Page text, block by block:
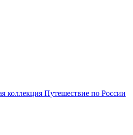
коллекция Путешествие по России